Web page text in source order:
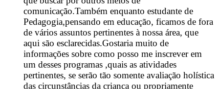
comunicação.Também enquanto estudante de
Pedagogia,pensando em educação, ficamos de fora
de vários assuntos pertinentes à nossa área, que
aqui são esclarecidas.Gostaria muito de
informações sobre como posso me inscrever em
um desses programas ,quais as atividades
pertinentes, se serão tão somente avaliação holística
das circunstâncias da criança ou propriamente